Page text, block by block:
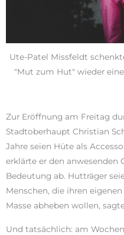
Ute-Patel Missfeldt
"Mut zum Hut" wieder
Zur Eröffnung am Freitag
Stadtoberhaupt Christian
Jahre seien Hüte als
erklärte er den anwesenden
Bedeutung ab. Hutträger
Menschen, die ihren
Masse abheben wollen,
Und tatsächlich: am